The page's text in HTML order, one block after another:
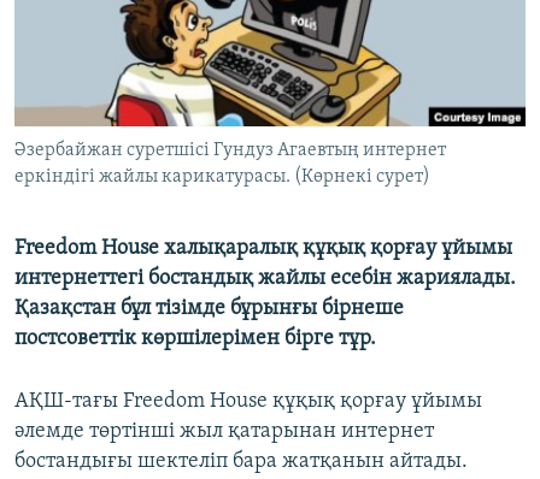
ЖАЗЫЛЫҢЫЗ
Басқа тілдерде
Әзербайжан суретшісі Гундуз Агаевтың интернет
еркіндігі жайлы карикатурасы. (Көрнекі сурет)
Freedom House халықаралық құқық қорғау ұйымы
интернеттегі бостандық жайлы есебін жариялады.
Қазақстан бұл тізімде бұрынғы бірнеше
постсоветтік көршілерімен бірге тұр.
АҚШ-тағы Freedom House құқық қорғау ұйымы
әлемде төртінші жыл қатарынан интернет
бостандығы шектеліп бара жатқанын айтады.